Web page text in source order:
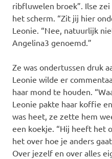
ribfluwelen broek”. Ilse
het scherm. “Zit jij hier
Leonie. “Nee, natuurlijk
Angelina3 genoemd.”
Ze was ondertussen druk
Leonie wilde er
haar mond te houden.
Leonie pakte haar koffie
was heet, ze zette hem
een koekje. “Hij heeft het
het over hoe je anders
Over jezelf en over alles